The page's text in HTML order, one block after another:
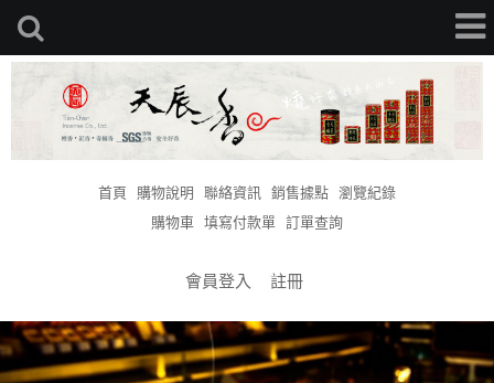
首頁 購物說明 聯絡資訊 銷售據點 瀏覽紀錄
購物車 填寫付款單 訂單查詢
會員登入 註冊